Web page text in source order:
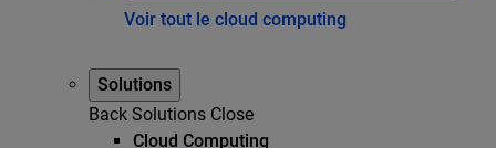
Voir tout le cloud computing
Solutions
Back Solutions Close
Cloud Computing